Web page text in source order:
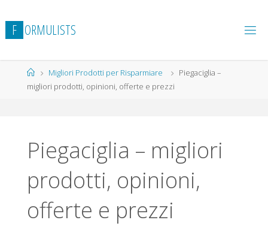
al
contenuto
F ORMULISTS
HomeMigliori Prodotti per Risparmiare
Piegaciglia –
migliori prodotti, opinioni, offerte e prezzi
Piegaciglia – migliori
prodotti, opinioni,
offerte e prezzi